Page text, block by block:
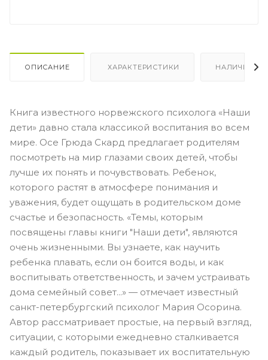
ОПИСАНИЕ ХАРАКТЕРИСТИКИ НАЛИЧИЕ
Книга известного норвежского психолога «Наши
дети» давно стала классикой воспитания во всем
мире. Осе Грюда Скард предлагает родителям
посмотреть на мир глазами своих детей, чтобы
лучше их понять и почувствовать. Ребенок,
которого растят в атмосфере понимания и
уважения, будет ощущать в родительском доме
счастье и безопасность. «Темы, которым
посвящены главы книги "Наши дети", являются
очень жизненными. Вы узнаете, как научить
ребенка плавать, если он боится воды, и как
воспитывать ответственность, и зачем устраивать
дома семейный совет...» — отмечает известный
санкт-петербургский психолог Мария Осорина.
Автор рассматривает простые, на первый взгляд,
ситуации, с которыми ежедневно сталкивается
каждый родитель, показывает их воспитательную